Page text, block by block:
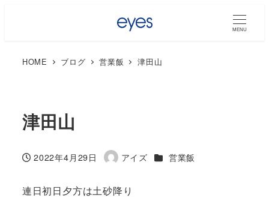
MENU
HOME ブログ 営業飯 津田山
津田山
投稿日
2022年4月29日
著
アイズ カテゴリー
営業飯
連日初日夕方は土砂降り